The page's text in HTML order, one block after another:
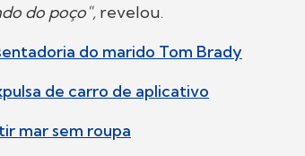
do poço", revelou.
do marido Tom Brady
de carro de aplicativo
mar sem roupa